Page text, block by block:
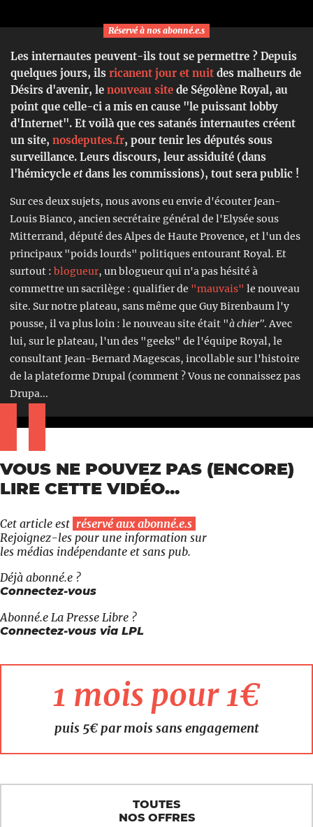
Réservé à nos abonné.e.s
Les internautes peuvent-ils tout se permettre ? Depuis
quelques jours, ils ricanent jour et nuit des malheurs de
Désirs d'avenir, le nouveau site de Ségolène Royal, au
point que celle-ci a mis en cause "le puissant lobby
d'Internet". Et voilà que ces satanés internautes créent
un site, nosdeputes.fr, pour tenir les députés sous
surveillance. Leurs discours, leur assiduité (dans
l'hémicycle etdans les commissions), tout sera public !
Sur ces deux sujets, nous avons eu envie d'écouter Jean-
Louis Bianco, ancien secrétaire général de l'Elysée sous
Mitterrand, député des Alpes de Haute Provence, et l'un des
principaux "poids lourds" politiques entourant Royal. Et
surtout : blogueur, un blogueur qui n'a pas hésité à
commettre un sacrilège : qualifier de "mauvais" le nouveau
site. Sur notre plateau, sans même que Guy Birenbaum l'y
pousse, il va plus loin : le nouveau site était "à chier". Avec
lui, sur le plateau, l'un des "geeks" de l'équipe Royal, le
consultant Jean-Bernard Magescas, incollable sur l'histoire
de la plateforme Drupal (comment ? Vous ne connaissez pas
Drupa...
VOUS NE POUVEZ PAS (ENCORE)
LIRE CETTE VIDÉO...
Cet article est réservé aux abonné.e.s
Rejoignez-les pour une information sur
les médias indépendante et sans pub.
Déjà abonné.e ?
Connectez-vous
Abonné.e La Presse Libre ?
Connectez-vous via LPL
1 mois pour 1€
puis 5€ par mois sans engagement
TOUTES
NOS OFFRES